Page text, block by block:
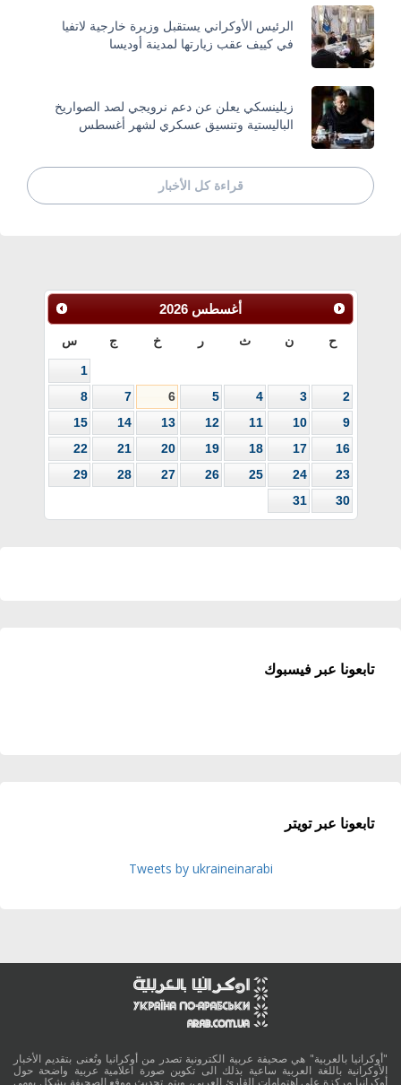
الرئيس الأوكراني يستقبل وزيرة خارجية لاتفيا
في كييف عقب زيارتها لمدينة أوديسا
زيلينسكي يعلن عن دعم نرويجي لصد الصواريخ
الباليستية وتنسيق عسكري لشهر أغسطس
قراءة كل الأخبار
أغسطس 2026
ح ن ث ر خ ج س
1
2
3
4
5
6
7
8
9
10
11
12
13
14
15
16
17
18
19
20
21
22
23
24
25
26
27
28
29
30
31
تابعونا عبر فيسبوك
تابعونا عبر تويتر
Tweets by ukraineinarabi
"أوكرانيا بالعربية" هي صحيفة عربية الكترونية تصدر من أوكرانيا وتُعنى بتقديم الأخبار
الأوكرانية باللغة العربية ساعية بذلك الى تكوين صورة اعلامية عربية واضحة حول
أوكرانيا مركزة على اهتمامات القارئ العربي، ويتم تحديث موقع الصحيفة بشكل يومي